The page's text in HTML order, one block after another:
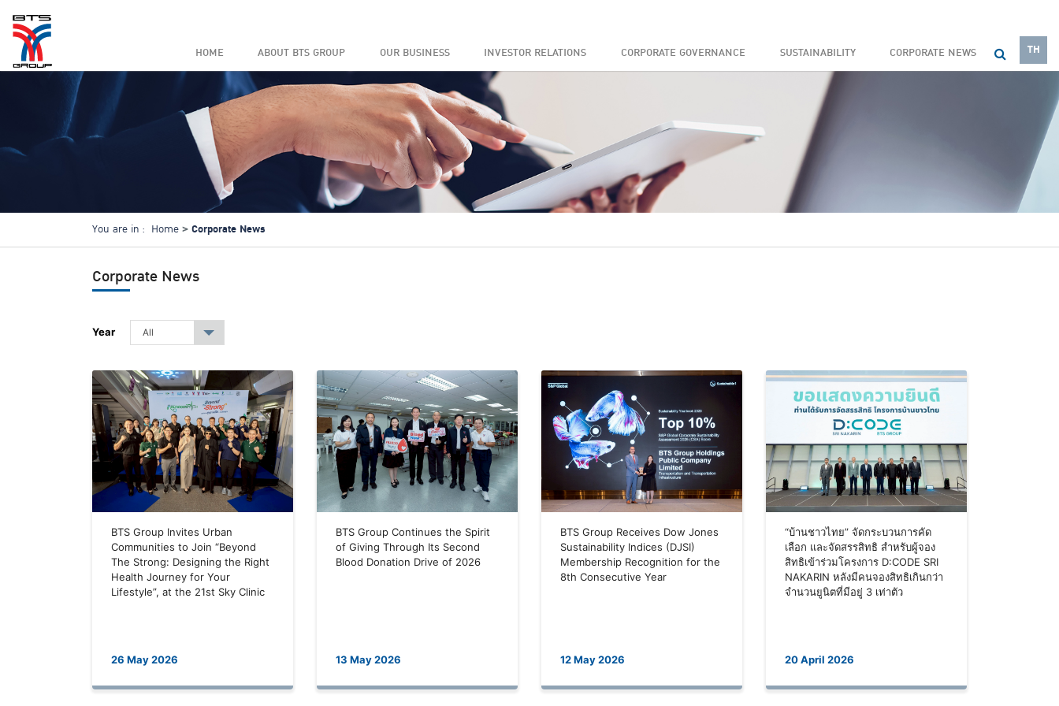
HOME ABOUT BTS GROUP OUR BUSINESS INVESTOR RELATIONS CORPORATE GOVERNANCE SUSTAINABILITY CORPORATE NEWS TH
You are in : Home Corporate News
Corporate News
Year All ▾
BTS Group Invites Urban
Communities to Join “Beyond
The Strong: Designing the Right
Health Journey for Your
Lifestyle”, at the 21st Sky Clinic
26 May 2026
BTS Group Continues the Spirit
of Giving Through Its Second
Blood Donation Drive of 2026
13 May 2026
BTS Group Receives Dow Jones
Sustainability Indices (DJSI)
Membership Recognition for the
8th Consecutive Year
12 May 2026
“บ้านชาวไทย” จัดกระบวนการคัด
เลือก และจัดสรรสิทธิ สำหรับผู้จอง
สิทธิเข้าร่วมโครงการ D:CODE SRI
NAKARIN หลังมีคนจองสิทธิเกินกว่า
จำนวนยูนิตที่มีอยู่ 3 เท่าตัว
20 April 2026